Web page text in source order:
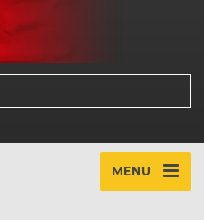
MENU